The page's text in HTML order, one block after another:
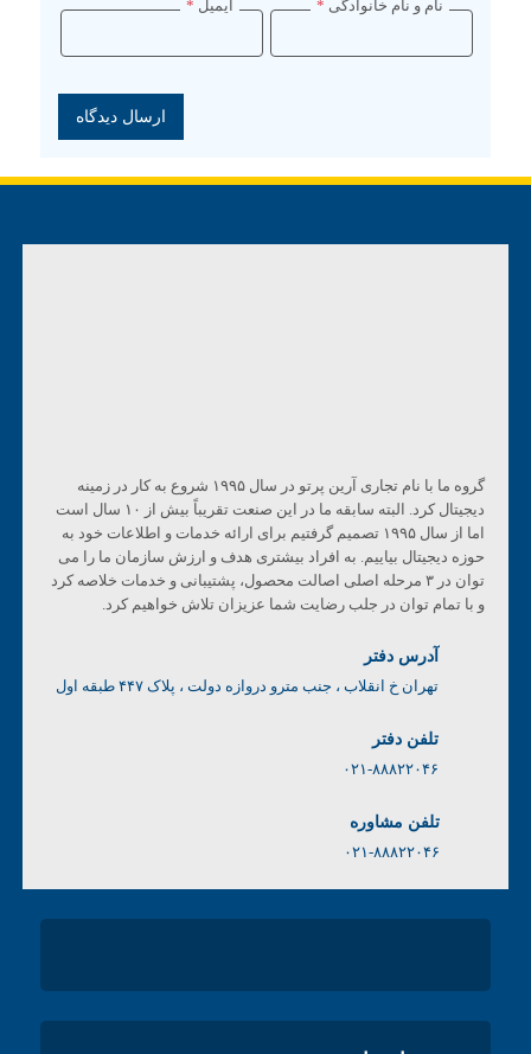
نام و نام خانوادگی * ایمیل *
گروه ما با نام تجاری آرین پرتو در سال ۱۹۹۵ شروع به کار در زمینه
دیجیتال کرد. البته سابقه ما در این صنعت تقریباً بیش از ۱۰ سال است
اما از سال ۱۹۹۵ تصمیم گرفتیم برای ارائه خدمات و اطلاعات خود به
حوزه دیجیتال بیاییم. به افراد بیشتری هدف و ارزش سازمان ما را می
توان در ۳ مرحله اصلی اصالت محصول، پشتیبانی و خدمات خلاصه کرد
و با تمام توان در جلب رضایت شما عزیزان تلاش خواهیم کرد.
آدرس دفتر
تهران خ انقلاب ، جنب مترو دروازه دولت ، پلاک ۴۴۷ طبقه اول
تلفن دفتر
۰۲۱-۸۸۸۲۲۰۴۶
تلفن مشاوره
۰۲۱-۸۸۸۲۲۰۴۶